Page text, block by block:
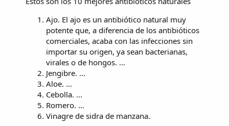
Ajo. El ajo es un antibiótico natural muy
potente que, a diferencia de los antibióticos
comerciales, acaba con las infecciones sin
importar su origen, ya sean bacterianas,
virales o de hongos. ...
Jengibre. ...
Aloe. ...
Cebolla. ...
Romero. ...
Vinagre de sidra de manzana.